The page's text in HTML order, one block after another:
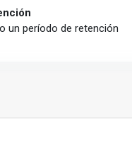
un período de retención